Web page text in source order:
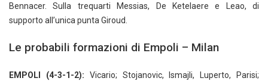
Bennacer. Sulla trequarti Messias, De Ketelaere e Leao, di
supporto all’unica punta Giroud.
Le probabili formazioni di Empoli – Milan
EMPOLI (4-3-1-2): Vicario; Stojanovic, Ismajli, Luperto, Parisi;